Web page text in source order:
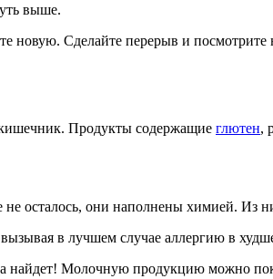
выше.
новую. Сделайте перерыв и
Продукты содержащие глютен,
осталось, они наполнены химией. Из
в лучшем случае аллергию в
найдет! Молочную продукцию можно